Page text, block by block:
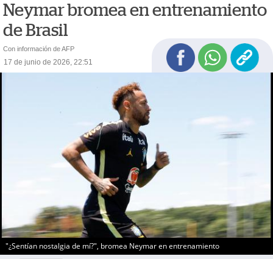
Neymar bromea en entrenamiento
de Brasil
Con información de AFP
17 de junio de 2026, 22:51
"¿Sentían nostalgia de mí?", bromea Neymar en entrenamiento